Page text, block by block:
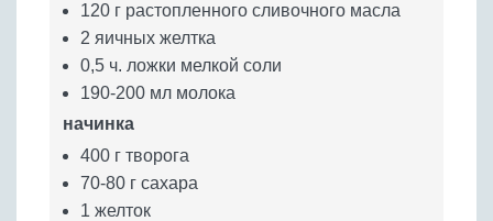
120 г растопленного сливочного масла
2 яичных желтка
0,5 ч. ложки мелкой соли
190-200 мл молока
начинка
400 г творога
70-80 г сахара
1 желток